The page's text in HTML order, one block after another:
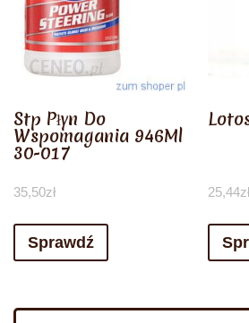
Stp Płyn Do
Wspomagania 946Ml
30-017
35,50zł
Sprawdź
25,44zł